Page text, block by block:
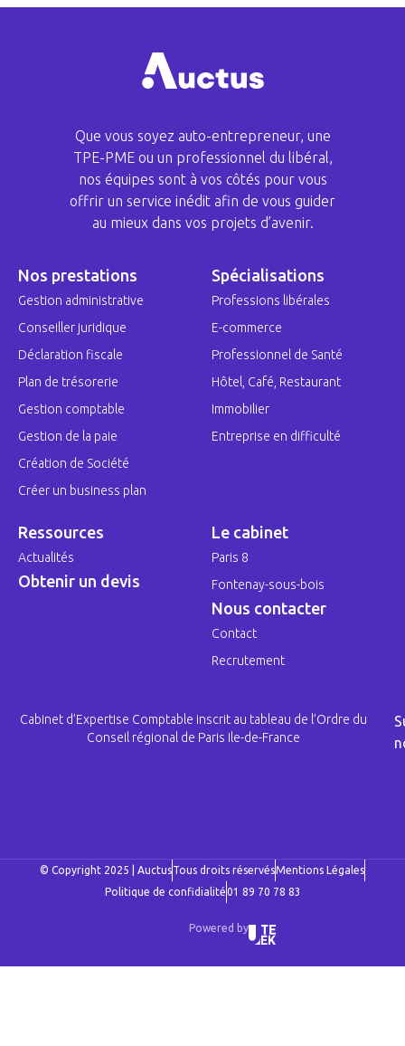
Que vous soyez auto-entrepreneur, une
TPE-PME ou un professionnel du libéral,
nos équipes sont à vos côtés pour vous
offrir un service inédit afin de vous guider
au mieux dans vos projets d’avenir.
Nos prestations
Gestion administrative
Conseiller juridique
Déclaration fiscale
Plan de trésorerie
Gestion comptable
Gestion de la paie
Création de Société
Créer un business plan
Spécialisations
Professions libérales
E-commerce
Professionnel de Santé
Hôtel, Café, Restaurant
Immobilier
Entreprise en difficulté
Ressources
Actualités
Obtenir un devis
Le cabinet
Paris 8
Fontenay-sous-bois
Nous contacter
Contact
Recrutement
Cabinet d’Expertise Comptable inscrit au tableau de l’Ordre du
Conseil régional de Paris Ile-de-France
© Copyright 2025 | AuctusTous droits réservésMentions Légales
Politique de confidialité01 89 70 78 83
Powered by